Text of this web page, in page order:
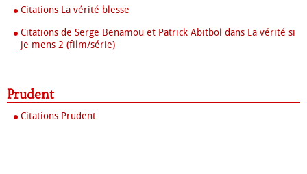
Citations La vérité blesse
Citations de Serge Benamou et Patrick Abitbol dans La vérité si
je mens 2 (film/série)
Prudent
Citations Prudent